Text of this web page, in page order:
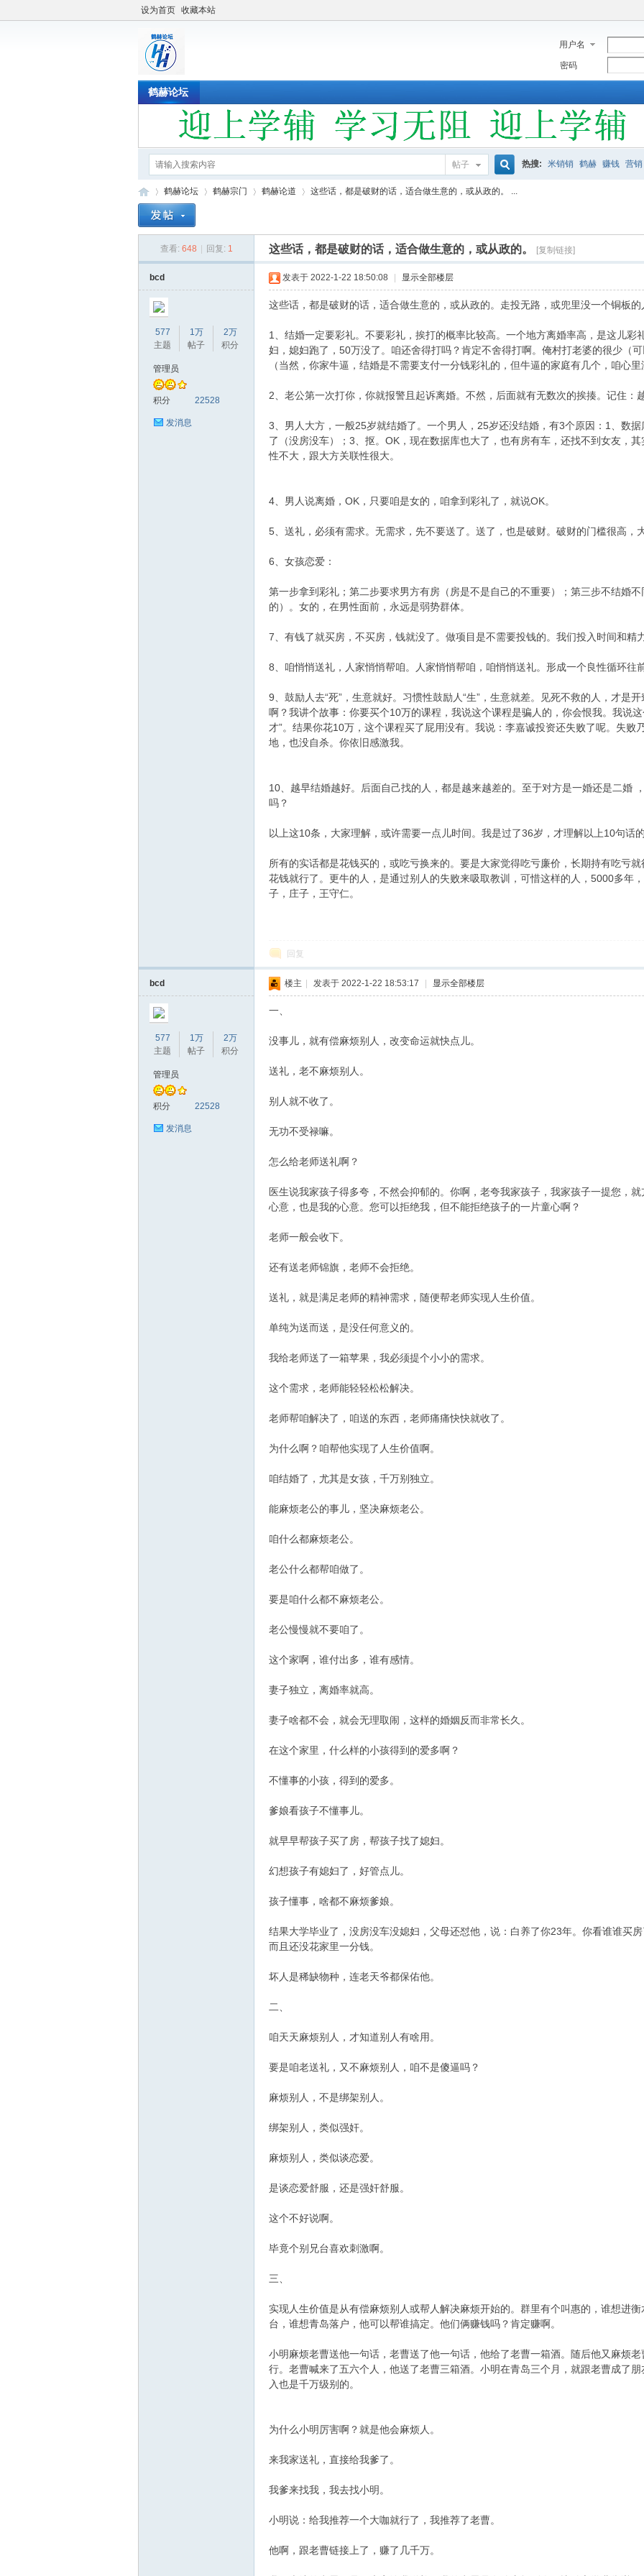
设为首页 收藏本站
用户名
密码
鹤赫论坛
帖子
索
热搜: 米销销 鹤赫 赚钱 营销
鹤赫论坛 鹤赫宗门 鹤赫论道
›
这些话，都是破财的话，适合做生意的，或从政的。 ...
查看: 648 回复: 1 这些话，都是破财的话，适合做生意的，或从政的。 [复制链接]
bcd
577
主题
1万
帖子
2万
积分
管理员
积分 22528
发消息
发表于 2022-1-22 18:50:08 显示全部楼层
这些话，都是破财的话，适合做生意的，或从政的。走投无路，或兜里没一个铜板的
1、结婚一定要彩礼。不要彩礼，挨打的概率比较高。一个地方离婚率高，是这儿彩
妇，媳妇跑了，50万没了。咱还舍得打吗？肯定不舍得打啊。俺村打老婆的很少（
（当然，你家牛逼，结婚是不需要支付一分钱彩礼的，但牛逼的家庭有几个，咱心里
2、老公第一次打你，你就报警且起诉离婚。不然，后面就有无数次的挨揍。记住：
3、男人大方，一般25岁就结婚了。一个男人，25岁还没结婚，有3个原因：1、数
了（没房没车）；3、抠。OK，现在数据库也大了，也有房有车，还找不到女友，
性不大，跟大方关联性很大。
4、男人说离婚，OK，只要咱是女的，咱拿到彩礼了，就说OK。
5、送礼，必须有需求。无需求，先不要送了。送了，也是破财。破财的门槛很高，
6、女孩恋爱：
第一步拿到彩礼；第二步要求男方有房（房是不是自己的不重要）；第三步不结婚
的）。女的，在男性面前，永远是弱势群体。
7、有钱了就买房，不买房，钱就没了。做项目是不需要投钱的。我们投入时间和精
8、咱悄悄送礼，人家悄悄帮咱。人家悄悄帮咱，咱悄悄送礼。形成一个良性循环往前
9、鼓励人去“死”，生意就好。习惯性鼓励人“生”，生意就差。见死不救的人，才是
啊？我讲个故事：你要买个10万的课程，我说这个课程是骗人的，你会恨我。我说
才”。结果你花10万，这个课程买了屁用没有。我说：李嘉诚投资还失败了呢。失败
地，也没自杀。你依旧感激我。
10、越早结婚越好。后面自己找的人，都是越来越差的。至于对方是一婚还是二婚
吗？
以上这10条，大家理解，或许需要一点儿时间。我是过了36岁，才理解以上10句话的
所有的实话都是花钱买的，或吃亏换来的。要是大家觉得吃亏廉价，长期持有吃亏
花钱就行了。更牛的人，是通过别人的失败来吸取教训，可惜这样的人，5000多年
子，庄子，王守仁。
回复
bcd
577
主题
1万
帖子
2万
积分
管理员
积分 22528
发消息
楼主 发表于 2022-1-22 18:53:17 显示全部楼层
一、
没事儿，就有偿麻烦别人，改变命运就快点儿。
送礼，老不麻烦别人。
别人就不收了。
无功不受禄嘛。
怎么给老师送礼啊？
医生说我家孩子得多夸，不然会抑郁的。你啊，老夸我家孩子，我家孩子一提您，
心意，也是我的心意。您可以拒绝我，但不能拒绝孩子的一片童心啊？
老师一般会收下。
还有送老师锦旗，老师不会拒绝。
送礼，就是满足老师的精神需求，随便帮老师实现人生价值。
单纯为送而送，是没任何意义的。
我给老师送了一箱苹果，我必须提个小小的需求。
这个需求，老师能轻轻松松解决。
老师帮咱解决了，咱送的东西，老师痛痛快快就收了。
为什么啊？咱帮他实现了人生价值啊。
咱结婚了，尤其是女孩，千万别独立。
能麻烦老公的事儿，坚决麻烦老公。
咱什么都麻烦老公。
老公什么都帮咱做了。
要是咱什么都不麻烦老公。
老公慢慢就不要咱了。
这个家啊，谁付出多，谁有感情。
妻子独立，离婚率就高。
妻子啥都不会，就会无理取闹，这样的婚姻反而非常长久。
在这个家里，什么样的小孩得到的爱多啊？
不懂事的小孩，得到的爱多。
爹娘看孩子不懂事儿。
就早早帮孩子买了房，帮孩子找了媳妇。
幻想孩子有媳妇了，好管点儿。
孩子懂事，啥都不麻烦爹娘。
结果大学毕业了，没房没车没媳妇，父母还怼他，说：白养了你23年。你看谁谁买
而且还没花家里一分钱。
坏人是稀缺物种，连老天爷都保佑他。
二、
咱天天麻烦别人，才知道别人有啥用。
要是咱老送礼，又不麻烦别人，咱不是傻逼吗？
麻烦别人，不是绑架别人。
绑架别人，类似强奸。
麻烦别人，类似谈恋爱。
是谈恋爱舒服，还是强奸舒服。
这个不好说啊。
毕竟个别兄台喜欢刺激啊。
三、
实现人生价值是从有偿麻烦别人或帮人解决麻烦开始的。群里有个叫惠的，谁想进
台，谁想青岛落户，他可以帮谁搞定。他们俩赚钱吗？肯定赚啊。
小明麻烦老曹送他一句话，老曹送了他一句话，他给了老曹一箱酒。随后他又麻烦
行。老曹喊来了五六个人，他送了老曹三箱酒。小明在青岛三个月，就跟老曹成了
入也是千万级别的。
为什么小明厉害啊？就是他会麻烦人。
来我家送礼，直接给我爹了。
我爹来找我，我去找小明。
小明说：给我推荐一个大咖就行了，我推荐了老曹。
他啊，跟老曹链接上了，赚了几千万。